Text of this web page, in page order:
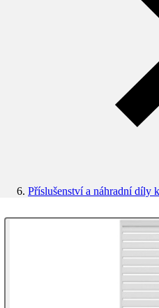
Příslušenství a náhradní díly